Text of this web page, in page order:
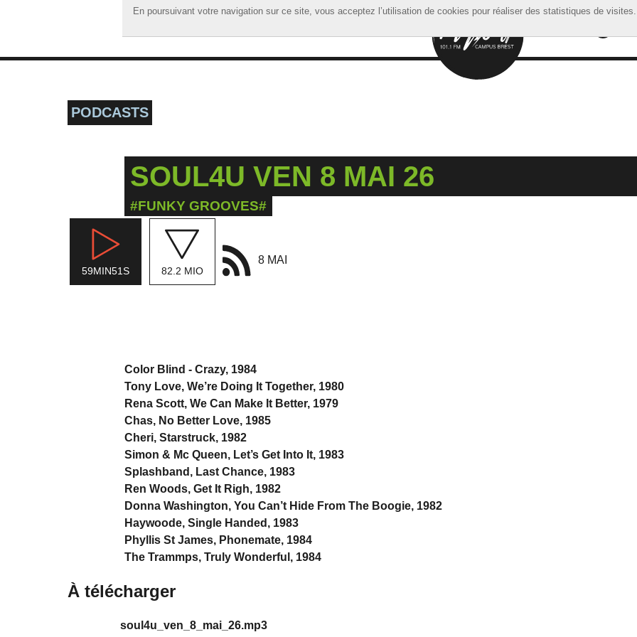
En poursuivant votre navigation sur ce site, vous acceptez l’utilisation de cookies pour réaliser des statistiques de visites.
En poursuivant votre navigation sur ce site, vous acceptez l’utilisation de cookies pour réaliser des statistiques de visites.
ACCUEIL
PODCASTS
SOUL4U VEN 8 MAI 26
#FUNKY GROOVES#
59MIN51S 82.2 MIO
8 MAI
Color Blind - Crazy, 1984
Tony Love, We’re Doing It Together, 1980
Rena Scott, We Can Make It Better, 1979
Chas, No Better Love, 1985
Cheri, Starstruck, 1982
Simon & Mc Queen, Let’s Get Into It, 1983
Splashband, Last Chance, 1983
Ren Woods, Get It Righ, 1982
Donna Washington, You Can’t Hide From The Boogie, 1982
Haywoode, Single Handed, 1983
Phyllis St James, Phonemate, 1984
The Trammps, Truly Wonderful, 1984
À télécharger
soul4u_ven_8_mai_26.mp3